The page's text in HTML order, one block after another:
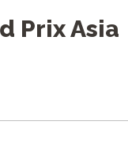
Prix Asia